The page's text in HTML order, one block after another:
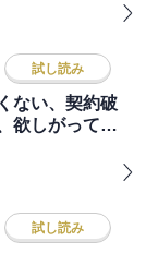
試し読み
ない、契約破
欲しがってい
試し読み